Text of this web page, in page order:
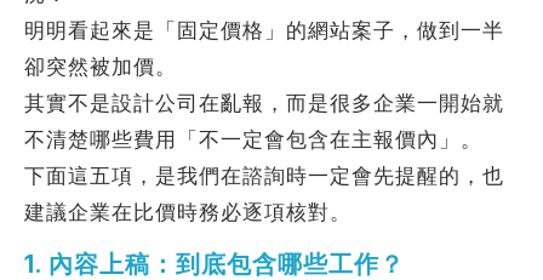
明明看起來是「固定價格」的網站案子，做到一半
卻突然被加價。
其實不是設計公司在亂報，而是很多企業一開始就
不清楚哪些費用「不一定會包含在主報價內」。
下面這五項，是我們在諮詢時一定會先提醒的，也
建議企業在比價時務必逐項核對。
1. 內容上稿：到底包含哪些工作？